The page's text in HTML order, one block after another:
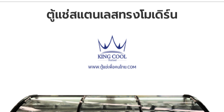
หน้าหลัก
แผนกสินค้า
ตู้แช่สแตนเลสทรงโมเดิร์น